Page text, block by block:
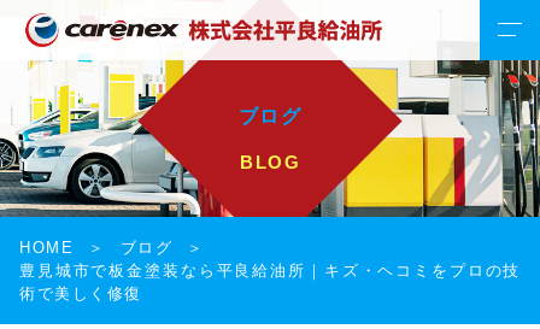
ブログ
BLOG
HOME
ブログ
豊見城市で板金塗装なら平良給油所｜キズ・ヘコミをプロの技
術で美しく修復